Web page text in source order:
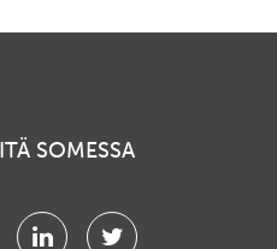
SOMESSA
LinkedinTwitter